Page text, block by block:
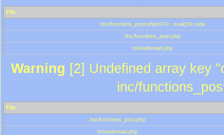
File
/inc/functions_post.php(474) : eval()'d code
/inc/functions_post.php
/showthread.php
Warning [2] Undefined array key
inc/
File
/inc/functions_post.php
/showthread.php